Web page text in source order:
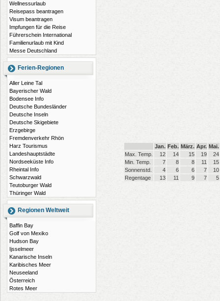
Wellnessurlaub
Reisepass beantragen
Visum beantragen
Impfungen für die Reise
Führerschein International
Familienurlaub mit Kind
Messe Deutschland
Ferien-Regionen
Aller Leine Tal
Bayerischer Wald
Bodensee Info
Deutsche Bundesländer
Deutsche Inseln
Deutsche Skigebiete
Erzgebirge
Fremdenverkehr Rhön
Harz Tourismus
Landeshauptstädte
Nordseeküste Info
Rheintal Info
Schwarzwald
Teutoburger Wald
Thüringer Wald
Regionen Weltweit
Baffin Bay
Golf von Mexiko
Hudson Bay
Ijsselmeer
Kanarische Inseln
Karibisches Meer
Neuseeland
Österreich
Rotes Meer
Jan. Feb. März. Apr. Mai.
Max. Temp.
12 14 15 19
24
Min. Temp.
7 8 8 11
15
Sonnenstd.
4 6 6 7
10
Regentage
13 11 9 7 5